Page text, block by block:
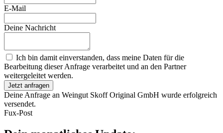
E-Mail
Deine Nachricht
Ich bin damit einverstanden, dass meine Daten für die
Bearbeitung dieser Anfrage verarbeitet und an den Partner
weitergeleitet werden.
Jetzt anfragen
Deine Anfrage an Weingut Skoff Original GmbH wurde erfolgreich
versendet.
Fux-Post